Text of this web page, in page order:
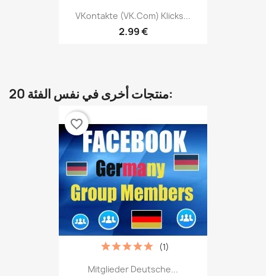
VKontakte (VK.com) Klicks...
2.99 €
20 منتجات أخرى في نفس الفئة:
Mitglieder Deutsche...
(1)
favorite_border